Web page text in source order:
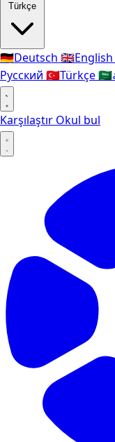
Türkçe
🇩🇪Deutsch 🇬🇧English
Русский 🇹🇷Türkçe🇸🇦
Karşılaştır Okul bul